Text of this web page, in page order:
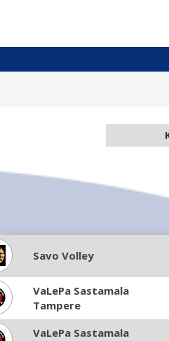
Savo Volley
VaLePa Sastamala
Tampere
VaLePa Sastamala